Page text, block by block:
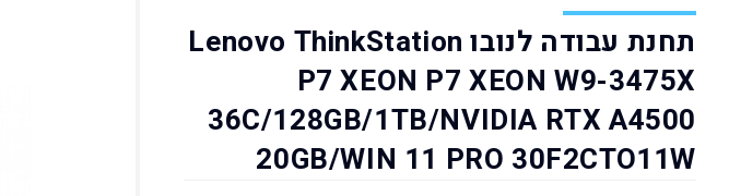
תחנת עבודה לנובו Lenovo ThinkStation
P7 XEON P7 XEON W9-3475X
36C/128GB/1TB/NVIDIA RTX A4500
20GB/WIN 11 PRO 30F2CTO11W